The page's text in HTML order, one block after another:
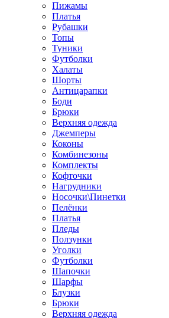
Пижамы
Платья
Рубашки
Топы
Туники
Футболки
Халаты
Шорты
Антицарапки
Боди
Брюки
Верхняя одежда
Джемперы
Коконы
Комбинезоны
Комплекты
Кофточки
Нагрудники
Носочки\Пинетки
Пелёнки
Платья
Пледы
Ползунки
Уголки
Футболки
Шапочки
Шарфы
Блузки
Брюки
Верхняя одежда